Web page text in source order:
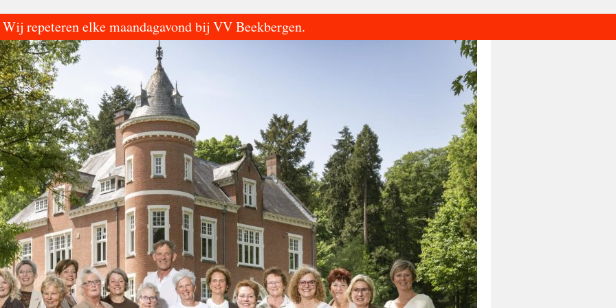
Wij repeteren elke maandagavond bij VV Beekbergen.